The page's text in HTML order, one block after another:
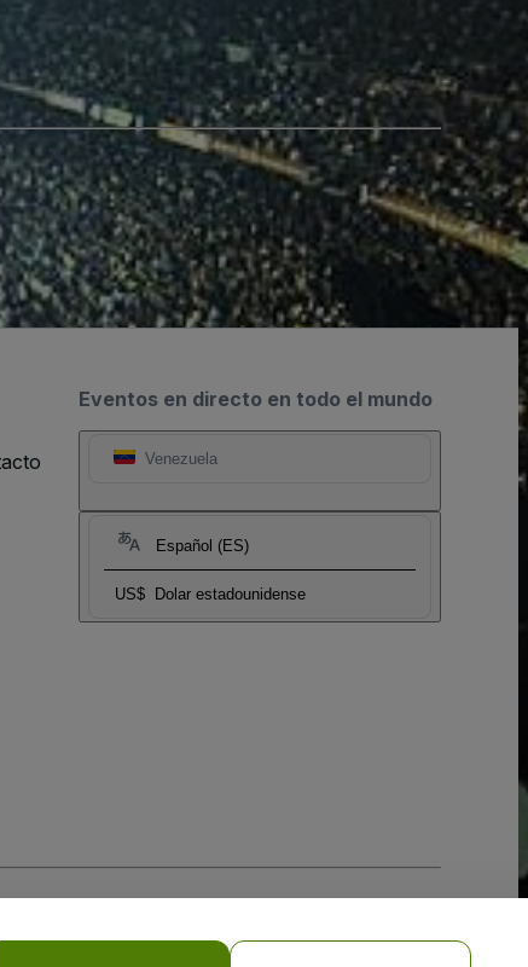
Eventos en directo en todo el mundo
Venezuela
Español (ES)
US$ Dolar estadounidense
Política de Privacidad para Móviles